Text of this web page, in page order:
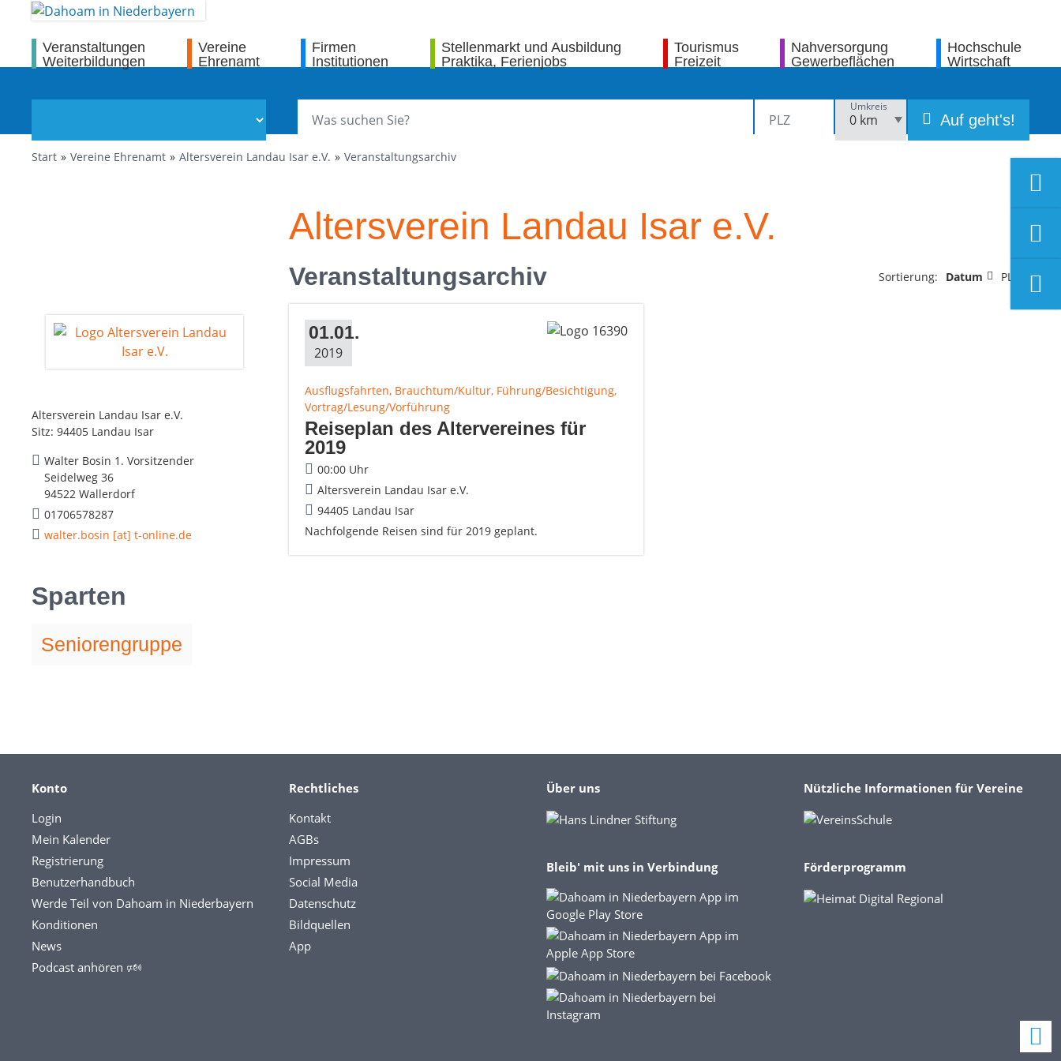
Veranstaltungen
Weiterbildungen
Vereine
Ehrenamt
Firmen
Institutionen
Stellenmarkt und Ausbildung
Praktika, Ferienjobs
Tourismus
Freizeit
Nahversorgung
Gewerbeflächen
Hochschule
Wirtschaft
Umkreis
Auf geht's!
Start Vereine Ehrenamt Altersverein Landau Isar e.V. Veranstaltungsarchiv
Altersverein Landau Isar e.V.
Sitz: 94405 Landau Isar
Walter Bosin 1. Vorsitzender
Seidelweg 36
94522 Wallerdorf
01706578287
walter.bosin [at] t-online.de
Sparten
Seniorengruppe
Altersverein Landau Isar e.V.
Veranstaltungsarchiv Sortierung: Datum PLZ
01.01.
2019
Ausflugsfahrten, Brauchtum/Kultur, Führung/Besichtigung,
Vortrag/Lesung/Vorführung
Reiseplan des Altervereines für
2019
00:00 Uhr
Altersverein Landau Isar e.V.
94405 Landau Isar
Nachfolgende Reisen sind für 2019 geplant.
Konto
Login
Mein Kalender
Registrierung
Benutzerhandbuch
Werde Teil von Dahoam in Niederbayern
Konditionen
News
Podcast anhören 🕬
Rechtliches
Kontakt
AGBs
Impressum
Social Media
Datenschutz
Bildquellen
App
Über uns
Bleib' mit uns in Verbindung
Nützliche Informationen für Vereine
Förderprogramm